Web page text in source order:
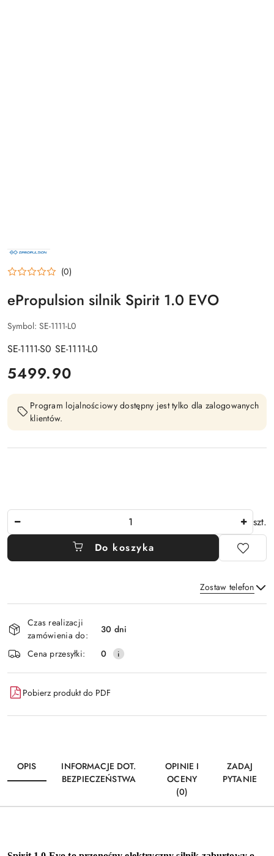
NAZWA
PRODUCENTA:
EPROPULSION (0)
ePropulsion silnik Spirit 1.0 EVO
Symbol: SE-1111-L0
SE-1111-S0 SE-1111-L0
cena:
5499.90
Program lojalnościowy dostępny jest tylko dla zalogowanych
klientów.
szt.
Do koszyka
Zostaw telefon
i
dostawa
Czas realizacji
zamówienia do:
30 dni
Cena przesyłki:
0
Pobierz produkt do PDF
OPIS
INFORMACJE DOT.
BEZPIECZEŃSTWA
OPINIE I
OCENY
(0)
ZADAJ
PYTANIE